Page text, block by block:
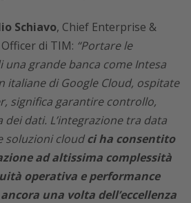
Schiavo, Chief Enterprise &
di TIM: “Portare le
grande banca come Intesa
italiane di Google Cloud, ospitate
significa garantire controllo,
dei dati. L’integrazione tra data
soluzioni cloudci ha consentito
ad altissima complessità
operativa e performance
una volta dell’eccellenza